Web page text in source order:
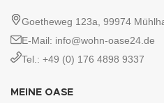
Goetheweg 123a, 99974
E-Mail: info@wohn-oase24.de
Tel.: +49 (0) 176 4898 9337
MEINE OASE